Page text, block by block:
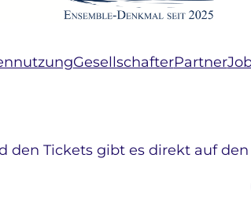
GesellschafterPartner
den Tickets gibt es direkt auf